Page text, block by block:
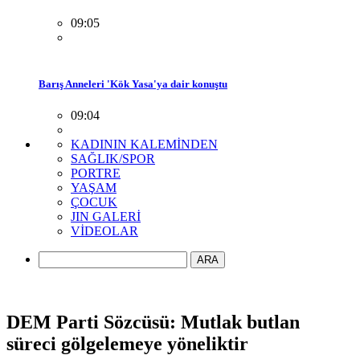
09:05
Barış Anneleri 'Kök Yasa'ya dair konuştu
09:04
KADININ KALEMİNDEN
SAĞLIK/SPOR
PORTRE
YAŞAM
ÇOCUK
JIN GALERİ
VİDEOLAR
ARA
DEM Parti Sözcüsü: Mutlak butlan
süreci gölgelemeye yöneliktir